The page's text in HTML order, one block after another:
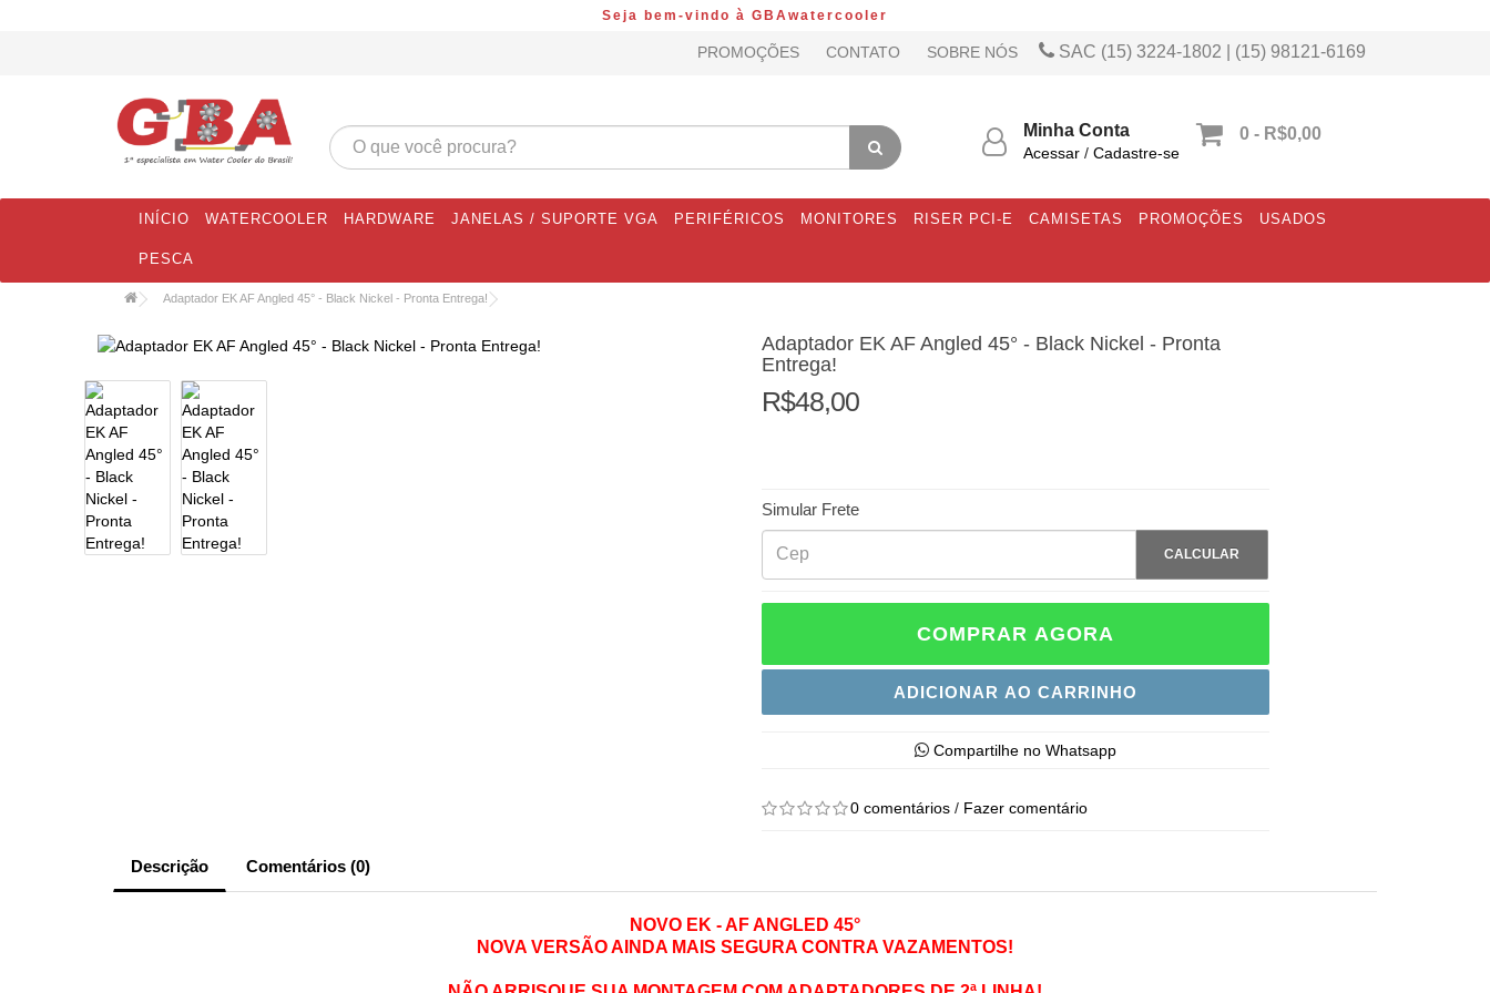
Seja bem-vindo à GBAwatercooler
PROMOÇÕES CONTATO SOBRE NÓS SAC (15) 3224-1802 | (15) 98121-6169
Minha Conta
Acessar / Cadastre-se
0 - R$0,00
INÍCIO WATERCOOLER HARDWARE JANELAS / SUPORTE VGA PERIFÉRICOS MONITORES RISER PCI-E CAMISETAS PROMOÇÕES USADOS
PESCA
Adaptador EK AF Angled 45° - Black Nickel - Pronta Entrega!
Adaptador EK AF Angled 45° - Black Nickel - Pronta
Entrega!
R$48,00
Simular Frete
CALCULAR
COMPRAR AGORA
ADICIONAR AO CARRINHO
Compartilhe no Whatsapp
0 comentários / Fazer comentário
Descrição Comentários (0)
NOVO EK - AF ANGLED 45°
NOVA VERSÃO AINDA MAIS SEGURA CONTRA VAZAMENTOS!